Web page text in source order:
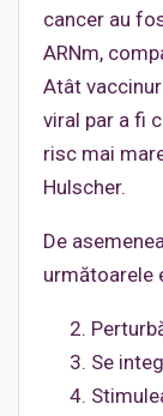
cancer au
ARNm,
Atât
viral par a fi
risc mai
Hulscher.
De
următoarele
Se